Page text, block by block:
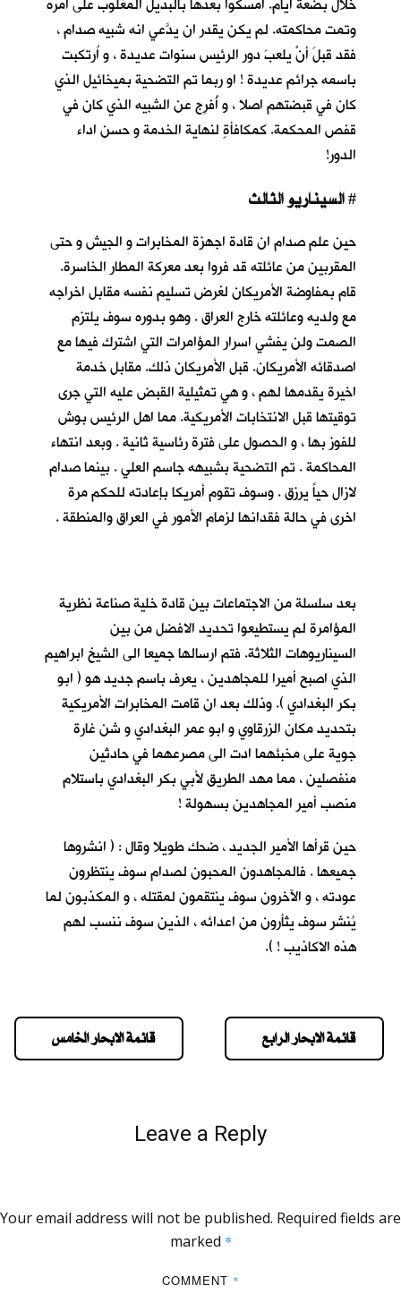
وتمت محاكمته. لم يكن يقدر ان يدَّعي انه شبيه صدام ،
فقد قبلَ أنْ يلعبَ دور الرئيس سنوات عديدة ، و اُرتكبت
باسمه جرائم عديدة ! او ربما تم التضحية بميخائيل الذي
كان في قبضتهم اصلا ، و أُفرِج عن الشبيه الذي كان في
قفص المحكمة. كمكافأةٍ لنهاية الخدمة و حسن اداء
الدور!
#
حين علم صدام ان قادة اجهزة المخابرات و الجيش و حتى
المقربين من عائلته قد فروا بعد معركة المطار الخاسرة.
قام بمفاوضة الأمريكان لغرض تسليم نفسه مقابل اخراجه
مع ولديه وعائلته خارج العراق . وهو بدوره سوف يلتزم
الصمت ولن يفشي اسرار المؤامرات التي اشترك فيها مع
اصدقائه الأمريكان. قبل الأمريكان ذلك. مقابل خدمة
اخيرة يقدمها لهم ، و هي تمثيلية القبض عليه التي جرى
توقيتها قبل الانتخابات الأمريكية. مما اهل الرئيس بوش
للفوز بها ، و الحصول على فترة رئاسية ثانية . وبعد انتهاء
المحاكمة . تم التضحية بشبيهه جاسم العلي . بينما صدام
لازال حياً يرزق . وسوف تقوم أمريكا بإعادته للحكم مرة
اخرى في حالة فقدانها لزمام الأمور في العراق والمنطقة .
بعد سلسلة من الاجتماعات بين قادة خلية صناعة نظرية
المؤامرة لم يستطيعوا تحديد الافضل من بين
السيناريوهات الثلاثة. فتم ارسالها جميعا الى الشيخ ابراهيم
الذي اصبح أميرا للمجاهدين ، يعرف باسم جديد هو ( ابو
بكر البغدادي ). وذلك بعد ان قامت المخابرات الأمريكية
بتحديد مكان الزرقاوي و ابو عمر البغدادي و شن غارة
جوية على مخبئهما ادت الى مصرعهما في حادثين
منفصلين ، مما مهد الطريق لأبي بكر البغدادي باستلام
منصب أمير المجاهدين بسهولة !
حين قرأها الأمير الجديد ، ضحك طويلا وقال : ( انشروها
جميعها . فالمجاهدون المحبون لصدام سوف ينتظرون
عودته ، و الآخرون سوف ينتقمون لمقتله ، و المكذبون لما
يُنشر سوف يثأرون من اعدائه ، الذين سوف ننسب لهم
هذه الاكاذيب ! ).
قائمة الابحار الخامس قائمة الابحار الرابع
Leave a Reply
Your email address will not be published. Required fields are
marked *
COMMENT *